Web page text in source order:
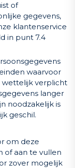
of
gegevens,
klantenservice
in punt 7.4
waarvoor
wettelijk verplicht
langer
noodzakelijk is
geschil.
om deze
of aan te vullen
zover mogelijk